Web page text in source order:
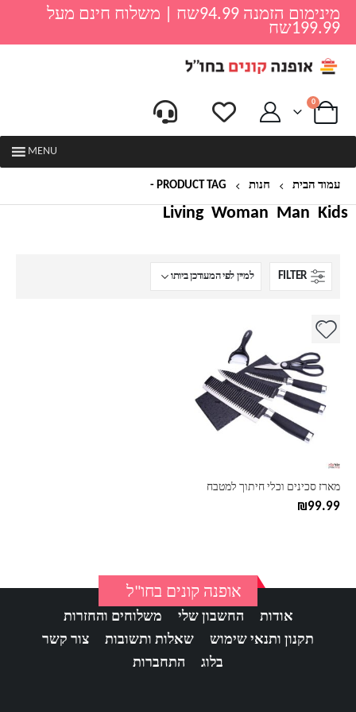
מינימום הזמנה 94.99שח | משלוח חינם מעל
199.99שח
0
MENU
עמוד הבית חנות PRODUCT TAG -
Kids
Man
Woman
Living
FILTER
מארז סכינים וכלי חיתוך למטבח
₪99.99
אופנה קונים בחו"ל
אודות החשבון שלי
משלוחים והחזרות
תקנון ותנאי שימוש
שאלות ותשובות
צור קשר
בלוג
התחברות